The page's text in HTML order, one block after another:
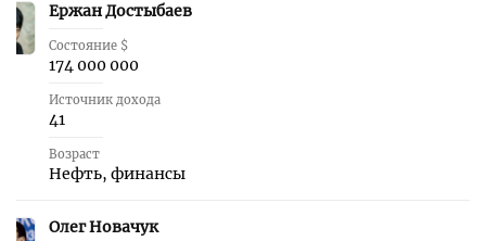
37 Ержан Достыбаев
Состояние $
174 000 000
Источник дохода
41
Возраст
Нефть, финансы
38 Олег Новачук